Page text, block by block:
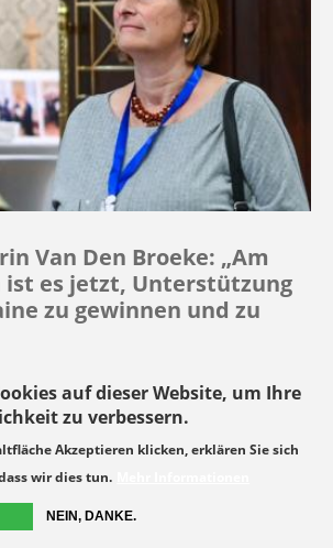
auf dieser Website, um Ihre
zu verbessern.
Akzeptieren klicken, erklären Sie sich
wir dies tun.
NEIN, DANKE.
Van Den Broeke: „Am
es jetzt, Unterstützung
zu gewinnen und zu